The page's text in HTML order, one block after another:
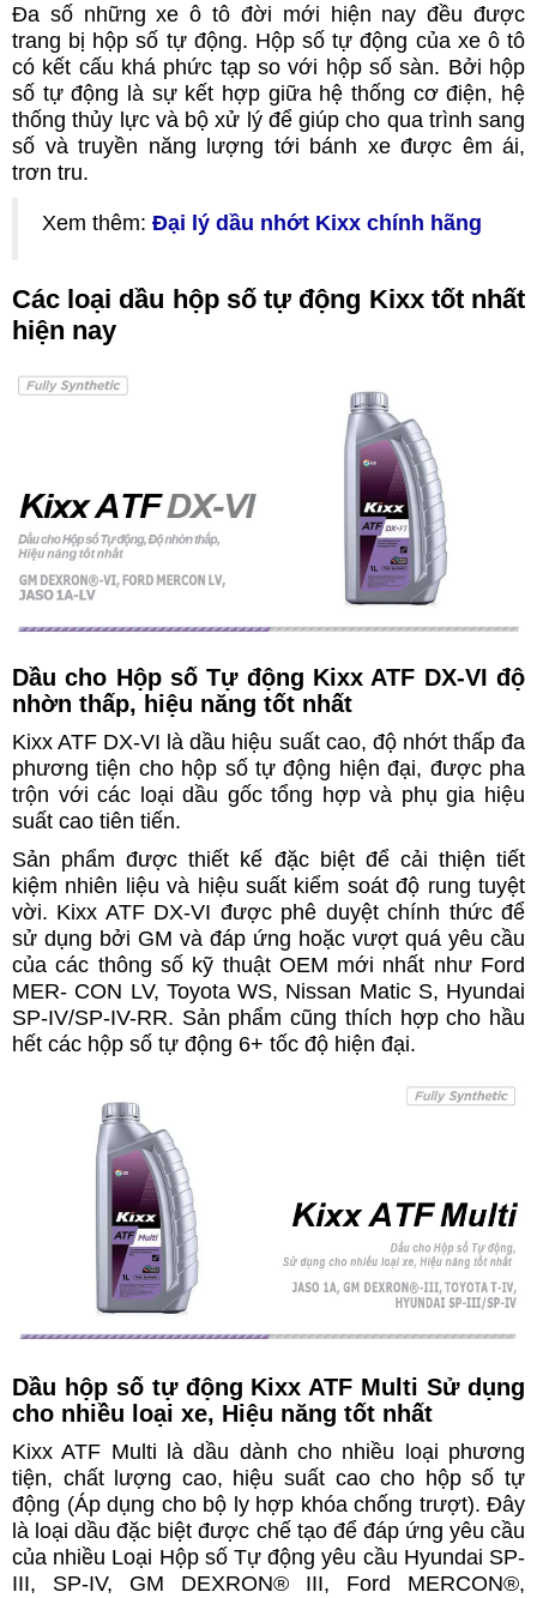
Đa số những xe ô tô đời mới hiện nay đều được
trang bị hộp số tự động. Hộp số tự động của xe ô tô
có kết cấu khá phức tạp so với hộp số sàn. Bởi hộp
số tự động là sự kết hợp giữa hệ thống cơ điện, hệ
thống thủy lực và bộ xử lý để giúp cho qua trình sang
số và truyền năng lượng tới bánh xe được êm ái,
trơn tru.
Xem thêm: Đại lý dầu nhớt Kixx chính hãng
Các loại dầu hộp số tự động Kixx tốt nhất
hiện nay
Dầu cho Hộp số Tự động Kixx ATF DX-VI độ
nhờn thấp, hiệu năng tốt nhất
Kixx ATF DX-VI là dầu hiệu suất cao, độ nhớt thấp đa
phương tiện cho hộp số tự động hiện đại, được pha
trộn với các loại dầu gốc tổng hợp và phụ gia hiệu
suất cao tiên tiến.
Sản phẩm được thiết kế đặc biệt để cải thiện tiết
kiệm nhiên liệu và hiệu suất kiểm soát độ rung tuyệt
vời. Kixx ATF DX-VI được phê duyệt chính thức để
sử dụng bởi GM và đáp ứng hoặc vượt quá yêu cầu
của các thông số kỹ thuật OEM mới nhất như Ford
MER- CON LV, Toyota WS, Nissan Matic S, Hyundai
SP-IV/SP-IV-RR. Sản phẩm cũng thích hợp cho hầu
hết các hộp số tự động 6+ tốc độ hiện đại.
Dầu hộp số tự động Kixx ATF Multi Sử dụng
cho nhiều loại xe, Hiệu năng tốt nhất
Kixx ATF Multi là dầu dành cho nhiều loại phương
tiện, chất lượng cao, hiệu suất cao cho hộp số tự
động (Áp dụng cho bộ ly hợp khóa chống trượt). Đây
là loại dầu đặc biệt được chế tạo để đáp ứng yêu cầu
của nhiều Loại Hộp số Tự động yêu cầu Hyundai SP-
III, SP-IV, GM DEXRON® III, Ford MERCON®,